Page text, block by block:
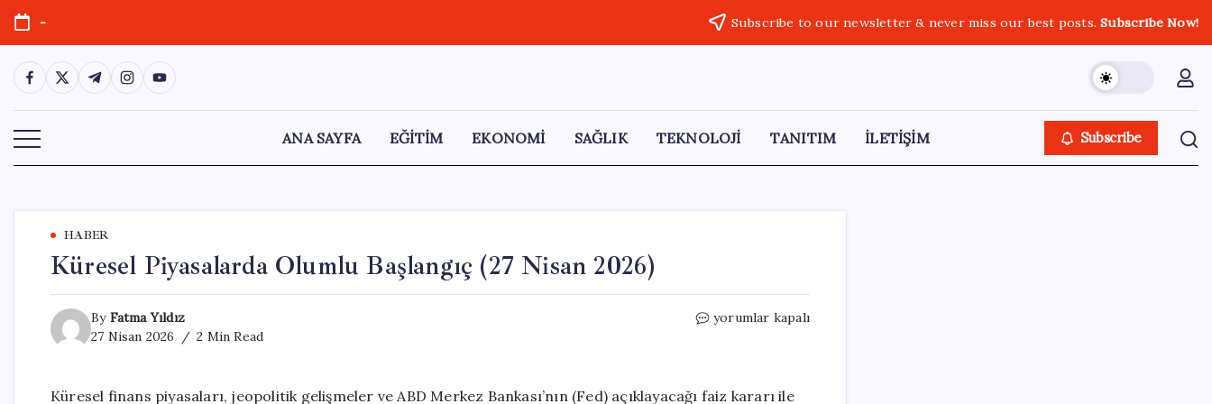
Skip
content
- Subscribe to our newsletter & never miss our best posts.Subscribe Now!
https://www.facebook.com/
https://twitter.com/
https://t.me/
https://www.instagram.com/
https://youtube.com/
ANA SAYFA EĞİTİM EKONOMİ SAĞLIK TEKNOLOJİ TANITIM İLETİŞİM Subscribe
HABER
Küresel Piyasalarda Olumlu Başlangıç (27 Nisan 2026)
By Fatma Yıldız
27 Nisan 2026
2 Min Read
Küresel
(27
yorumlar kapalı
Küresel finans piyasaları, jeopolitik gelişmeler ve ABD Merkez Bankası’nın (Fed) açıklayacağı faiz kararı ile